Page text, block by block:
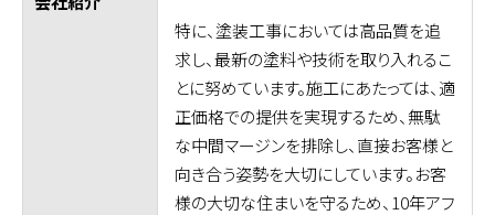
特に、塗装工事においては高品質を追
求し、最新の塗料や技術を取り入れるこ
とに努めています。施工にあたっては、適
正価格での提供を実現するため、無駄
な中間マージンを排除し、直接お客様と
向き合う姿勢を大切にしています。お客
様の大切な住まいを守るため、10年アフ